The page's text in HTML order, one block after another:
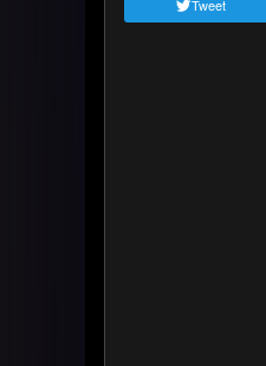
Tweet